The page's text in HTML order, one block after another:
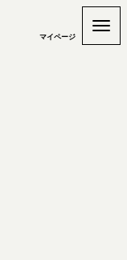
マイページ